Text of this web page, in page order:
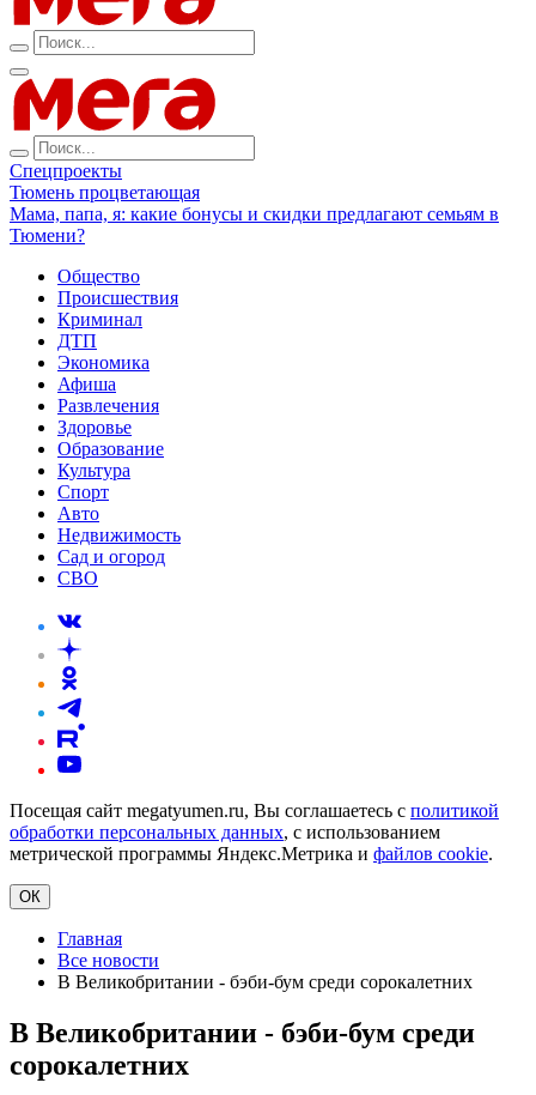
Спецпроекты
Тюмень процветающая
Мама, папа, я: какие бонусы и скидки предлагают семьям в
Тюмени?
Общество
Происшествия
Криминал
ДТП
Экономика
Афиша
Развлечения
Здоровье
Образование
Культура
Спорт
Авто
Недвижимость
Сад и огород
СВО
Посещая сайт megatyumen.ru, Вы соглашаетесь с политикой
обработки персональных данных, с использованием
метрической программы Яндекс.Метрика и файлов cookie.
ОК
Главная
Все новости
В Великобритании - бэби-бум среди сорокалетних
В Великобритании - бэби-бум среди
сорокалетних